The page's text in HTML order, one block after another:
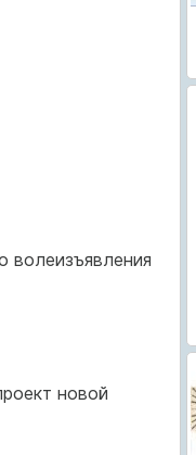
волеизъявления
новой